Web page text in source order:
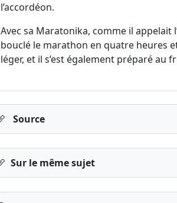
l’accordéon.
Avec sa Maratonika, comme il appelait
bouclé le marathon en quatre heures
léger, et il s’est également préparé au
Source
Sur le même sujet